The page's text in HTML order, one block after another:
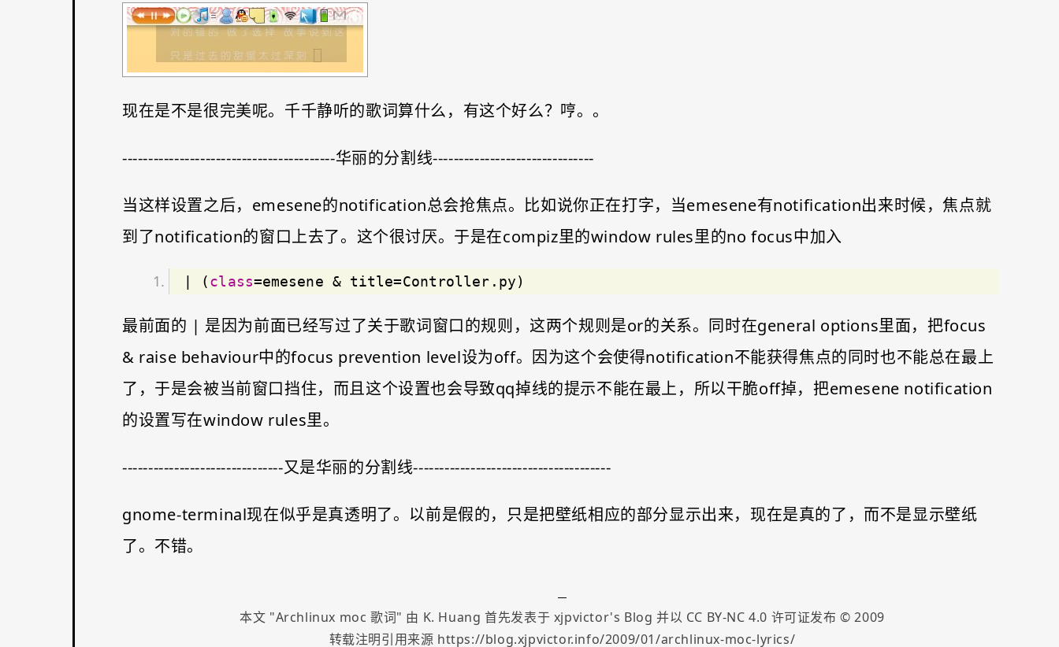
现在是不是很完美呢。千千静听的歌词算什么，有这个好么？哼。。
-----------------------------------------华丽的分割线-------------------------------
当这样设置之后，emesene的notification总会抢焦点。比如说你正在打字，当emesene有notification出来时候，焦点就
到了notification的窗口上去了。这个很讨厌。于是在compiz里的window rules里的no focus中加入
| (class=emesene & title=Controller.py)
最前面的 | 是因为前面已经写过了关于歌词窗口的规则，这两个规则是or的关系。同时在general options里面，把focus
& raise behaviour中的focus prevention level设为off。因为这个会使得notification不能获得焦点的同时也不能总在最上
了，于是会被当前窗口挡住，而且这个设置也会导致qq掉线的提示不能在最上，所以干脆off掉，把emesene notification
的设置写在window rules里。
-------------------------------又是华丽的分割线--------------------------------------
gnome-terminal现在似乎是真透明了。以前是假的，只是把壁纸相应的部分显示出来，现在是真的了，而不是显示壁纸
了。不错。
本文 "Archlinux moc 歌词" 由 K. Huang 首先发表于 xjpvictor's Blog 并以 CC BY-NC 4.0 许可证发布 ©2009
转载注明引用来源 https://blog.xjpvictor.info/2009/01/archlinux-moc-lyrics/